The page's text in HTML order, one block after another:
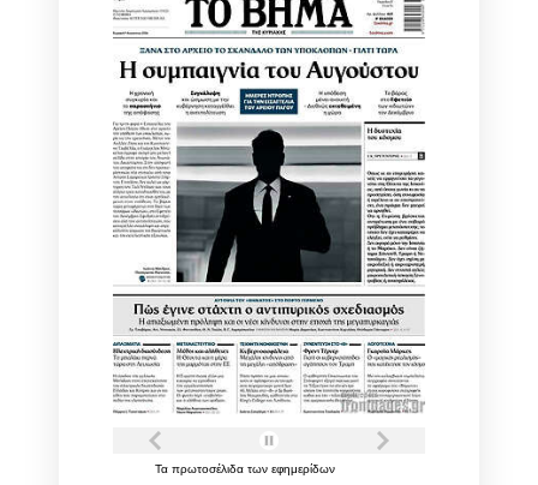
Τα πρωτοσέλιδα των εφημερίδων